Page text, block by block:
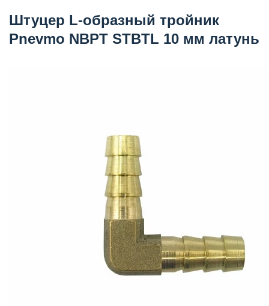
Штуцер L-образный тройник
Pnevmo NBPT STBTL 10 мм латунь